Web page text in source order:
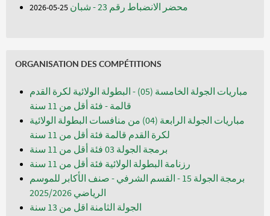
محضر الانضباط رقم 23 - شبان 25-05-2026
ORGANISATION DES COMPÉTITIONS
مباريات الجولة الخامسة (05) - البطولة الولائية لكرة القدم
قالمة - فئة أقل من 11 سنة
مباريات الجولة الرابعة (04) من منافسات البطولة الولائية
لكرة القدم قالمة فئة أقل من 11 سنة
برمجة الجولة 03 فئة أقل من 11 سنة
رزنامة البطولة الولائية فئة أقل من 11 سنة
برمجة الجولة 15 - القسم الشرفي - صنف الأكابر للموسم
الرياضي 2025/2026
الجولة الثامنة اقل من 13 سنة